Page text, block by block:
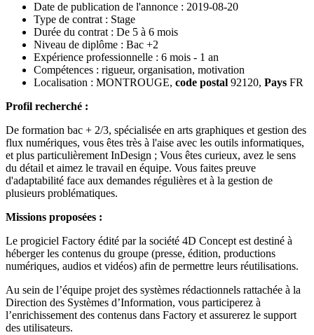
Date de publication de l'annonce : 2019-08-20
Type de contrat : Stage
Durée du contrat : De 5 à 6 mois
Niveau de diplôme : Bac +2
Expérience professionnelle : 6 mois - 1 an
Compétences : rigueur, organisation, motivation
Localisation : MONTROUGE, code postal 92120, Pays FR
Profil recherché :
De formation bac + 2/3, spécialisée en arts graphiques et gestion des
flux numériques, vous êtes très à l'aise avec les outils informatiques,
et plus particulièrement InDesign ; Vous êtes curieux, avez le sens
du détail et aimez le travail en équipe. Vous faites preuve
d'adaptabilité face aux demandes régulières et à la gestion de
plusieurs problématiques.
Missions proposées :
Le progiciel Factory édité par la société 4D Concept est destiné à
héberger les contenus du groupe (presse, édition, productions
numériques, audios et vidéos) afin de permettre leurs réutilisations.
Au sein de l’équipe projet des systèmes rédactionnels rattachée à la
Direction des Systèmes d’Information, vous participerez à
l’enrichissement des contenus dans Factory et assurerez le support
des utilisateurs.